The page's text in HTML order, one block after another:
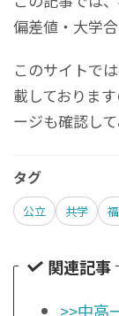
偏差値・大学
このサイトで
載しておりま
ージも確認し
タグ
公立 共学
関連記事
>>中高